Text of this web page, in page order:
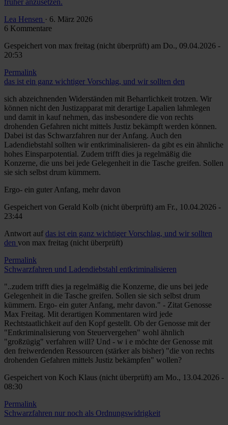
früher anzusetzen.
Lea Hensen · 6. März 2026
6 Kommentare
Gespeichert von max freitag (nicht überprüft) am Do., 09.04.2026 -
20:53
Permalink
das ist ein ganz wichtiger Vorschlag, und wir sollten den
sich abzeichnenden Widerständen mit Beharrlichkeit trotzen. Wir
können nicht den Justizapparat mit derartige Lapalien lahmlegen
und damit in kauf nehmen, das insbesondere die von rechts
drohenden Gefahren nicht mittels Justiz bekämpft werden können.
Dabei ist das Schwarzfahren nur der Anfang. Auch den
Ladendiebstahl sollten wir entkriminalisieren- da gibt es ein ähnliche
hohes Einsparpotential. Zudem trifft dies ja regelmäßig die
Konzerne, die uns bei jede Gelegenheit in die Tasche greifen. Sollen
sie sich selbst drum kümmern.
Ergo- ein guter Anfang, mehr davon
Gespeichert von Gerald Kolb (nicht überprüft) am Fr., 10.04.2026 -
23:44
Antwort auf das ist ein ganz wichtiger Vorschlag, und wir sollten
den von max freitag (nicht überprüft)
Permalink
Schwarzfahren und Ladendiebstahl entkriminalisieren
"..zudem trifft dies ja regelmäßig die Konzerne, die uns bei jede
Gelegenheit in die Tasche greifen. Sollen sie sich selbst drum
kümmern. Ergo- ein guter Anfang, mehr davon." - Zitat Genosse
Max Freitag. Mit derartigen Kommentaren wird jede
Rechtstaatlichkeit auf den Kopf gestellt. Ob der Genosse mit der
"Entkriminalisierung von Steuervergehen" wohl ähnlich
"großzügig" verfahren will? Und - w i e möchte der Genosse mit
den freiwerdenden Ressourcen (stärker als bisher) "die von rechts
drohenden Gefahren mittels Justiz bekämpfen" wollen?
Gespeichert von Koch Klaus (nicht überprüft) am Mo., 13.04.2026 -
08:30
Permalink
Schwarzfahren nur noch als Ordnungswidrigkeit